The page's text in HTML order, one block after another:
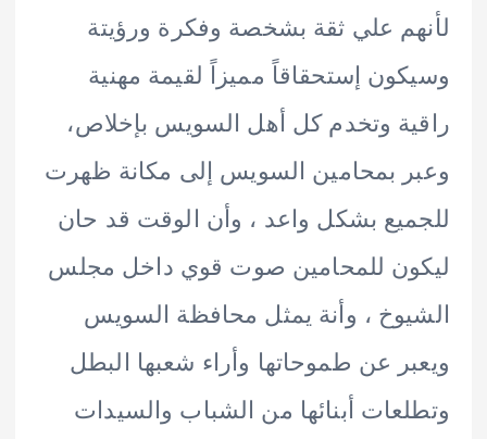
علي ثقة بشخصة وفكرة ورؤيتة
إستحقاقاً مميزاً لقيمة مهنية
وتخدم كل أهل السويس بإخلاص،
بمحامين السويس إلى مكانة ظهرت
بشكل واعد ، وأن الوقت قد حان
للمحامين صوت قوي داخل مجلس
، وأنة يمثل محافظة السويس
عن طموحاتها وأراء شعبها البطل
أبنائها من الشباب والسيدات